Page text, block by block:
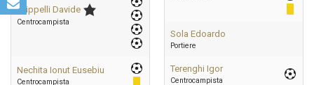
Filippelli Davide
Centrocampista
Nechita Ionut Eusebiu
Centrocampista
Sola Edoardo
Portiere
Terenghi Igor
Centrocampista